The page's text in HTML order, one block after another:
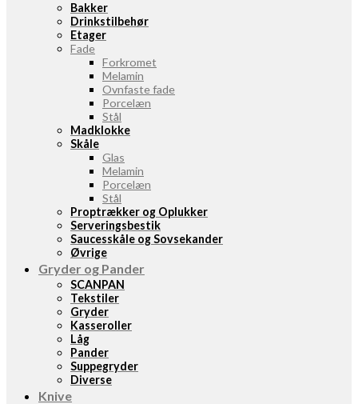
Bakker
Drinkstilbehør
Etager
Fade
Forkromet
Melamin
Ovnfaste fade
Porcelæn
Stål
Madklokke
Skåle
Glas
Melamin
Porcelæn
Stål
Proptrækker og Oplukker
Serveringsbestik
Saucesskåle og Sovsekander
Øvrige
Gryder og Pander
SCANPAN
Tekstiler
Gryder
Kasseroller
Låg
Pander
Suppegryder
Diverse
Knive